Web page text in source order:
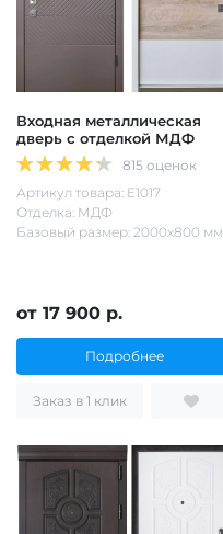
Входная металлическая
дверь с отделкой МДФ
815 оценок
Артикул товара: Е1017
Отделка: МДФ
Базовый размер: 2000х800 мм
от 17 900 р.
Подробнее
Заказ в 1 клик